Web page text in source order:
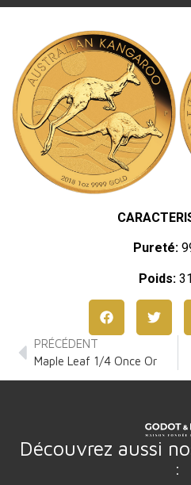
Pureté:
Poids:
PRÉCÉDENT
Maple Leaf 1/4 Once Or
Découvrez aussi
: